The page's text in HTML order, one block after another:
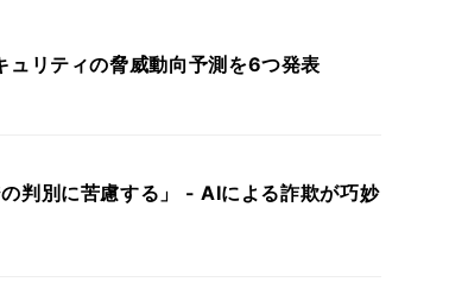
リティの脅威動向予測を6つ発表
判別に苦慮する」 - AIによる詐欺が巧妙